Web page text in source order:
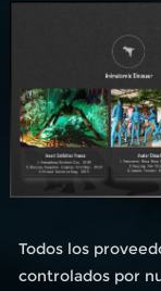
Todos los
controlados por